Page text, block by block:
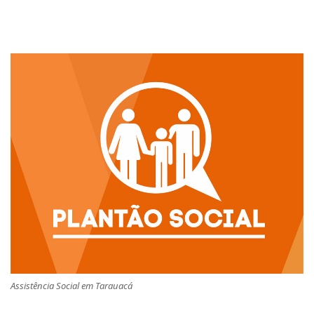
Assistência Social em Tarauacá